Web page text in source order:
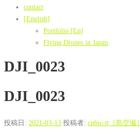
contact
[English]
Portfolio [En]
Flying Drones in Japan
DJI_0023
DJI_0023
投稿日: 2021-03-13 投稿者: cubic-tt［島空撮］